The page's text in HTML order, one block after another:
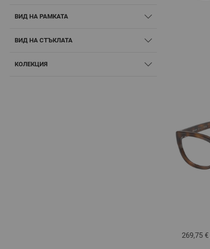
ВИД НА РАМКАТА
ВИД НА СТЪКЛАТА
КОЛЕКЦИЯ
269,75 €